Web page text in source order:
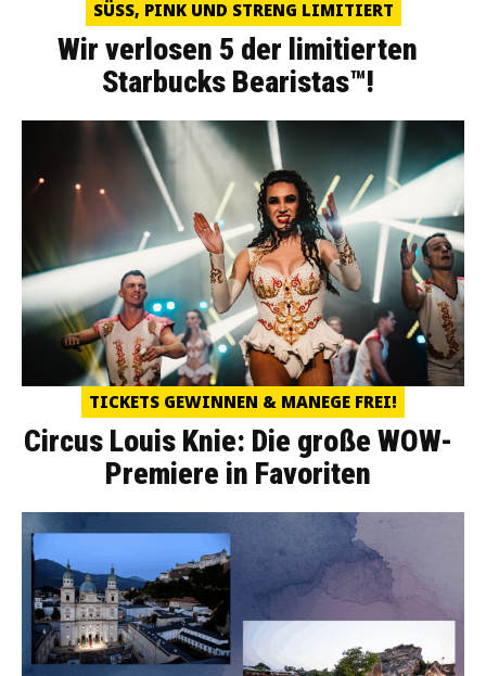
SÜSS, PINK UND STRENG LIMITIERT
Wir verlosen 5 der limitierten
Starbucks Bearistas™!
TICKETS GEWINNEN & MANEGE FREI!
Circus Louis Knie: Die große WOW-
Premiere in Favoriten